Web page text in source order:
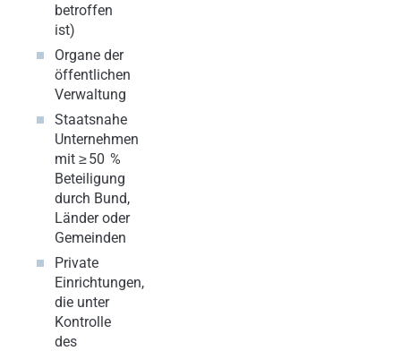
betroffen
ist)
Organe der
öffentlichen
Verwaltung
Staatsnahe
Unternehmen
mit ≥ 50 %
Beteiligung
durch Bund,
Länder oder
Gemeinden
Private
Einrichtungen,
die unter
Kontrolle
des